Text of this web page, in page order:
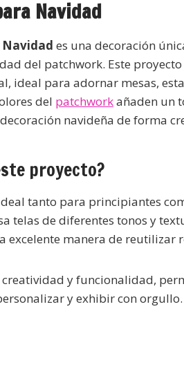
Navidad
es una decoración
del patchwork. Este
ideal para adornar mesas,
del patchworkañaden un
navideña de forma
proyecto?
tanto para principiantes
telas de diferentes tonos y
excelente manera de reutilizar
creatividad y funcionalidad,
y exhibir con orgullo.